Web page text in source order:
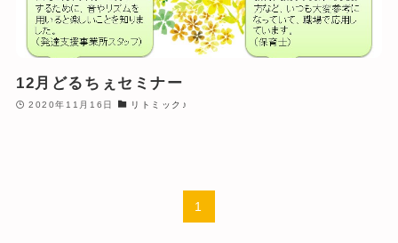
12月どるちぇセミナー
2020年11月16日 リトミック♪
1